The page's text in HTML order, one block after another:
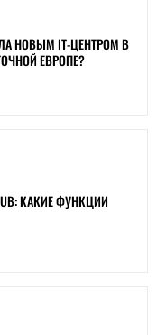
НОВЫМ IT-ЦЕНТРОМ В
ЕВРОПЕ?
КАКИЕ ФУНКЦИИ